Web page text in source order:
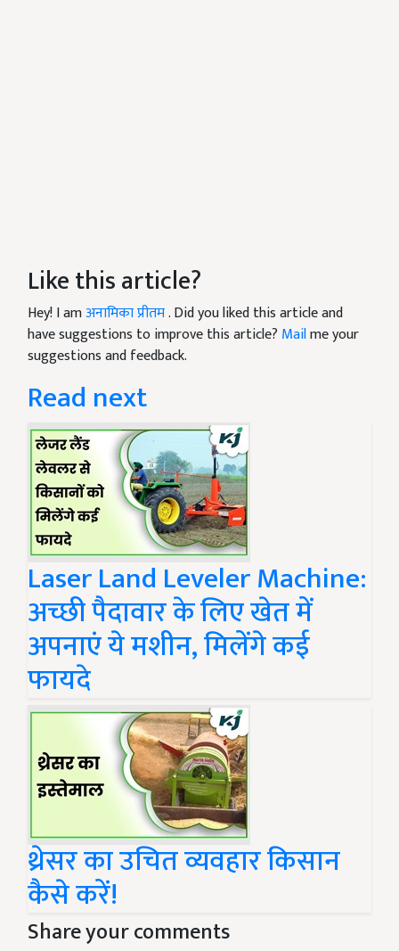
Like this article?
Hey! I amअनामिका प्रीतम. Did you liked this article and
have suggestions to improve this article? Mailme your
suggestions and feedback.
Read next
Laser Land Leveler Machine:
अच्छी पैदावार के लिए खेत में
अपनाएं ये मशीन, मिलेंगे कई
फायदे
थ्रेसर का उचित व्यवहार किसान
कैसे करें!
Share your comments